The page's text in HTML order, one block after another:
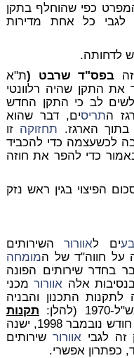
כפי שהוחלף בתקן
1509, ולהוסיף 300 ₪ לגבי כל אחת מדירות
לדחותה.
בפס"ד שרבט (ת"א
התקן שהיה רלוונטי
לב כי התקן החדש
התריסים, דבר שהוא
הארגז. תחזוקה זו
לכשעצמה כדי להכביד
כדי להפר את חוזה
הפיצוי בגין ראש נזק
ים לאוורורהשירותים
על חווה"ד של המומחה
בחדר שירותים הפונה
אלה אוורורמכני
השניה לתקנות התכנון והבניה
תקנות
) ורק החל מהתיקון של חודש נובמבר 1998, ישנה
זה לגבי אוורור שירותים
כפתרון אפשרי.